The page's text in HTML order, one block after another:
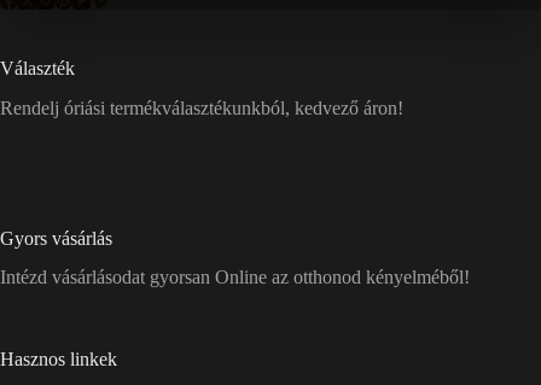
Választék
Rendelj óriási termékválasztékunkból, kedvező áron!
Gyors vásárlás
Intézd vásárlásodat gyorsan Online az otthonod kényelméből!
Hasznos linkek